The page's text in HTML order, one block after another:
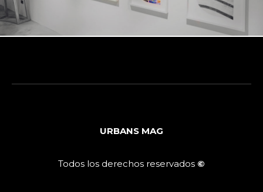
URBANS MAG
Todos los derechos reservados ©